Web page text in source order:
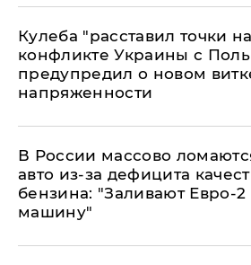
Кулеба "расставил точки
конфликте Украины с
предупредил о новом
напряженности
В России массово
авто из-за дефицита
бензина: "Заливают Евро-
машину"